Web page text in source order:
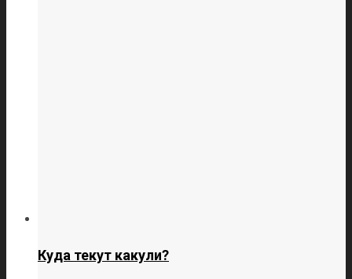
Куда текут какули?